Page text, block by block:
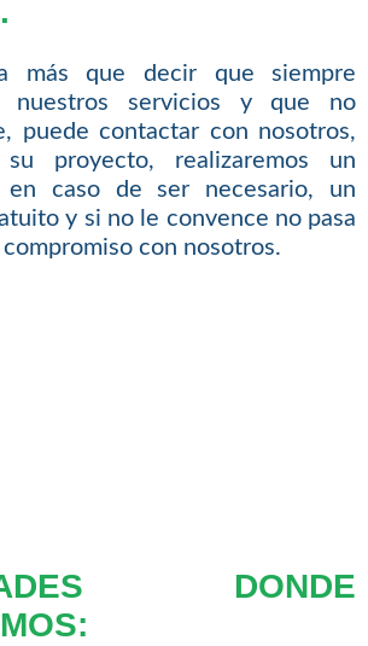
más que decir que siempre
nuestros servicios y que no
puede contactar con nosotros,
proyecto, realizaremos un
en caso de ser necesario, un
y si no le convence no pasa
con nosotros.
DONDE